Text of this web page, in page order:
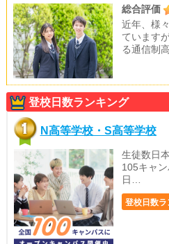
総合評価
近年、様
ています
る通信制
登校日数ランキング
N高等学校・S高等学校
生徒数日
105キャン
日…
登校日数